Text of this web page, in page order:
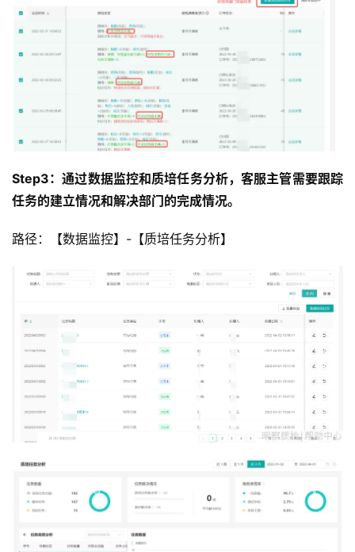
Step3：通过数据监控和质培任务分析，客服主管需要跟踪
任务的建立情况和解决部门的完成情况。
路径：【数据监控】-【质培任务分析】